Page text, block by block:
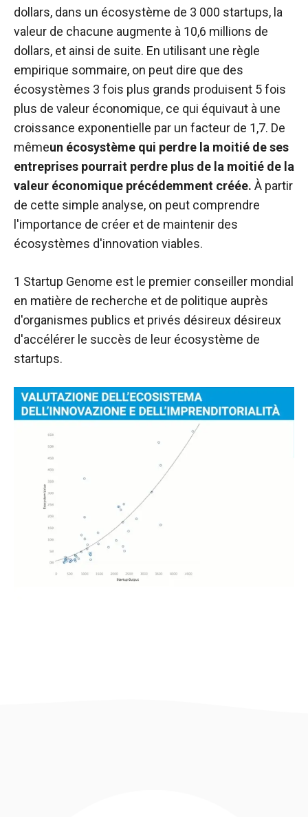
dollars, dans un écosystème de 3 000 startups, la
valeur de chacune augmente à 10,6 millions de
dollars, et ainsi de suite. En utilisant une règle
empirique sommaire, on peut dire que des
écosystèmes 3 fois plus grands produisent 5 fois
plus de valeur économique, ce qui équivaut à une
croissance exponentielle par un facteur de 1,7. De
mêmeun écosystème qui perdre la moitié de ses
entreprises pourrait perdre plus de la moitié de la
valeur économique précédemment créée. À partir
de cette simple analyse, on peut comprendre
l'importance de créer et de maintenir des
écosystèmes d'innovation viables.
1 Startup Genome est le premier conseiller mondial
en matière de recherche et de politique auprès
d'organismes publics et privés désireux désireux
d'accélérer le succès de leur écosystème de
startups.